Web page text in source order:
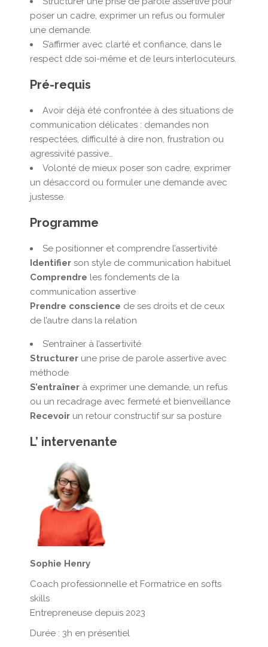
poser un cadre, exprimer un refus ou formuler
une demande.
S’affirmer avec clarté et confiance, dans le
respect dde soi-même et de leurs interlocuteurs.
Pré-requis
Avoir déjà été confrontée à des situations de
communication délicates : demandes non
respectées, difficulté à dire non, frustration ou
agressivité passive…
Volonté de mieux poser son cadre, exprimer
un désaccord ou formuler une demande avec
justesse.
Programme
Se positionner et comprendre l’assertivité
Identifier son style de communication habituel
Comprendre les fondements de la
communication assertive
Prendre conscience de ses droits et de ceux
de l’autre dans la relation
S’entraîner à l’assertivité
Structurer une prise de parole assertive avec
méthode
S’entraîner à exprimer une demande, un refus
ou un recadrage avec fermeté et bienveillance
Recevoir un retour constructif sur sa posture
L’ intervenante
Sophie Henry
Coach professionnelle et Formatrice en softs
skills
Entrepreneuse depuis 2023
Durée : 3h en présentiel